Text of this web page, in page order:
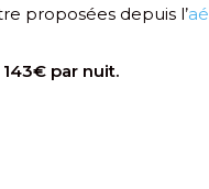
proposées depuis l’
par nuit.